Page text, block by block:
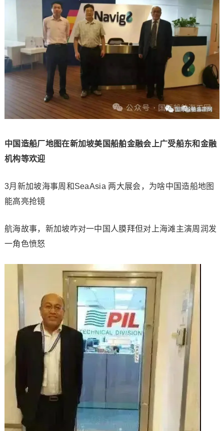
中国造船厂地图在新加坡美国船舶金融会上广受船东和金融
机构等欢迎
3月新加坡海事周和SeaAsia 两大展会，为啥中国造船地图
能高亮抢镜
航海故事，新加坡咋对一中国人膜拜但对上海滩主演周润发
一角色愤怒